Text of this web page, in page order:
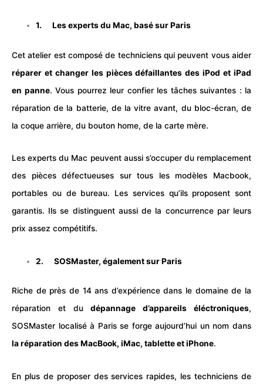
1.Les experts du Mac, basé sur Paris
Cet atelier est composé de techniciens qui peuvent vous aider
réparer et changer les pièces défaillantes des iPod et iPad
en panne. Vous pourrez leur confier les tâches suivantes : la
réparation de la batterie, de la vitre avant, du bloc-écran, de
la coque arrière, du bouton home, de la carte mère.
Les experts du Mac peuvent aussi s’occuper du remplacement
des pièces défectueuses sur tous les modèles Macbook,
portables ou de bureau. Les services qu’ils proposent sont
garantis. Ils se distinguent aussi de la concurrence par leurs
prix assez compétitifs.
2. SOSMaster, également sur Paris
Riche de près de 14 ans d’expérience dans le domaine de la
réparation et dudépannage d’appareils éléctroniques,
SOSMaster localisé à Paris se forge aujourd’hui un nom dans
la réparation des MacBook, iMac, tablette et iPhone.
En plus de proposer des services rapides, les techniciens de